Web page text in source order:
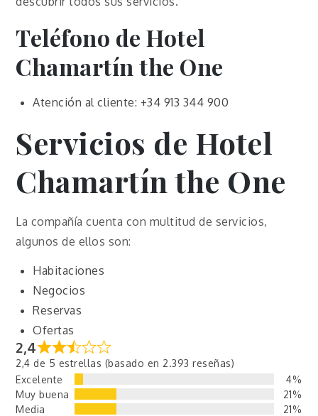
Teléfono de Hotel
Chamartín the One
Atención al cliente: +34 913 344 900
Servicios de Hotel
Chamartín the One
La compañía cuenta con multitud de servicios,
algunos de ellos son:
Habitaciones
Negocios
Reservas
Ofertas
2,4
2,4 de 5 estrellas (basado en 2.393 reseñas)
Excelente
4%
Muy buena
21%
Media
21%